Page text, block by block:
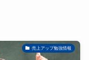
売上アップ勉強情報